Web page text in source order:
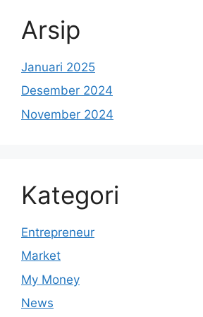
Arsip
Januari 2025
Desember 2024
November 2024
Kategori
Entrepreneur
Market
My Money
News